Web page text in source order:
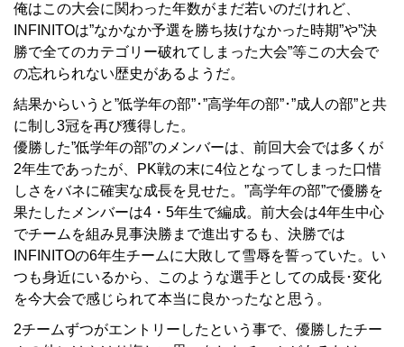
俺はこの大会に関わった年数がまだ若いのだけれど、
INFINITOは”なかなか予選を勝ち抜けなかった時期”や”決
勝で全てのカテゴリー破れてしまった大会”等この大会で
の忘れられない歴史があるようだ。
結果からいうと”低学年の部”･”高学年の部”･”成人の部”と共
に制し3冠を再び獲得した。
優勝した”低学年の部”のメンバーは、前回大会では多くが
2年生であったが、PK戦の末に4位となってしまった口惜
しさをバネに確実な成長を見せた。”高学年の部”で優勝を
果たしたメンバーは4・5年生で編成。前大会は4年生中心
でチームを組み見事決勝まで進出するも、決勝では
INFINITOの6年生チームに大敗して雪辱を誓っていた。い
つも身近にいるから、このような選手としての成長･変化
を今大会で感じられて本当に良かったなと思う。
2チームずつがエントリーしたという事で、優勝したチー